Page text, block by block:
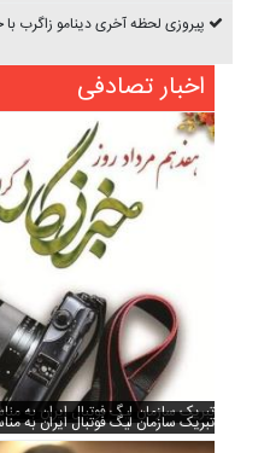
پیروزی لحظه آخری دینامو زاگرب
اخبار تصادفی
تبریک سازمان لیگ فوتبال ایران به
تبریک سازمان لیگ فوتبال ایران به